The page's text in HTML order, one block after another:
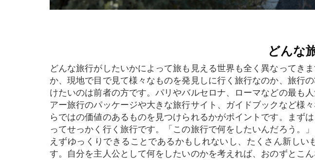
どん
どんな旅行がしたいかによって旅も見える世界も全く異なってきます。より忙しく様々なことを詰め込んだ旅程を立てる観光の多い旅行なの
か、現地で目で見て様々なものを発見しに行く旅行なのか、旅行
けたいのは前者の方です。パリやバルセロナ、ローマなどの最も
アー旅行のパッケージや大きな旅行サイト、ガイドブックなど様
らではの価値のあるものを見つけられるかがポイントです。まず
ってせっかく行く旅行です。「この旅行で何をしたいんだろう。
えずゆっくりできることであるかもしれないし、たくさん新し
す。自分を主人公として何をしたいのかを考えれば、おのずとこ